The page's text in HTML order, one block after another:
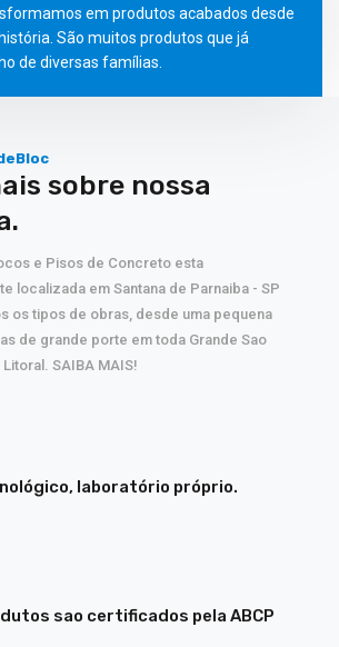
em produtos acabados desde
São muitos produtos que já
de diversas famílias.
sobre nossa
e Pisos de Concreto esta
localizada em Santana de Parnaiba - SP
os tipos de obras, desde uma pequena
de grande porte em toda Grande Sao
SAIBA MAIS!
laboratório próprio.
sao certificados pela ABCP